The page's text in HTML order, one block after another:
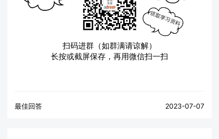
扫码进群（如群满请谅解）
长按或截屏保存，再用微信扫一扫
最佳回答 2023-07-07